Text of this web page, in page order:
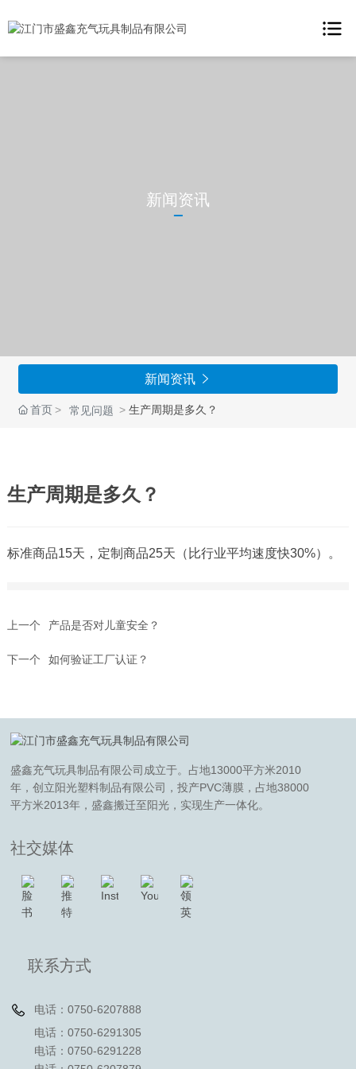
新闻资讯
新闻资讯 
首页 常见问题 生产周期是多久？
生产周期是多久？
标准商品15天，定制商品25天（比行业平均速度快30%）。
上一个 产品是否对儿童安全？
下一个 如何验证工厂认证？
盛鑫充气玩具制品有限公司成立于。占地13000平方米2010
年，创立阳光塑料制品有限公司，投产PVC薄膜，占地38000
平方米2013年，盛鑫搬迁至阳光，实现生产一体化。
社交媒体
联系方式
电话：0750-6207888
电话：0750-6291305
电话：0750-6291228